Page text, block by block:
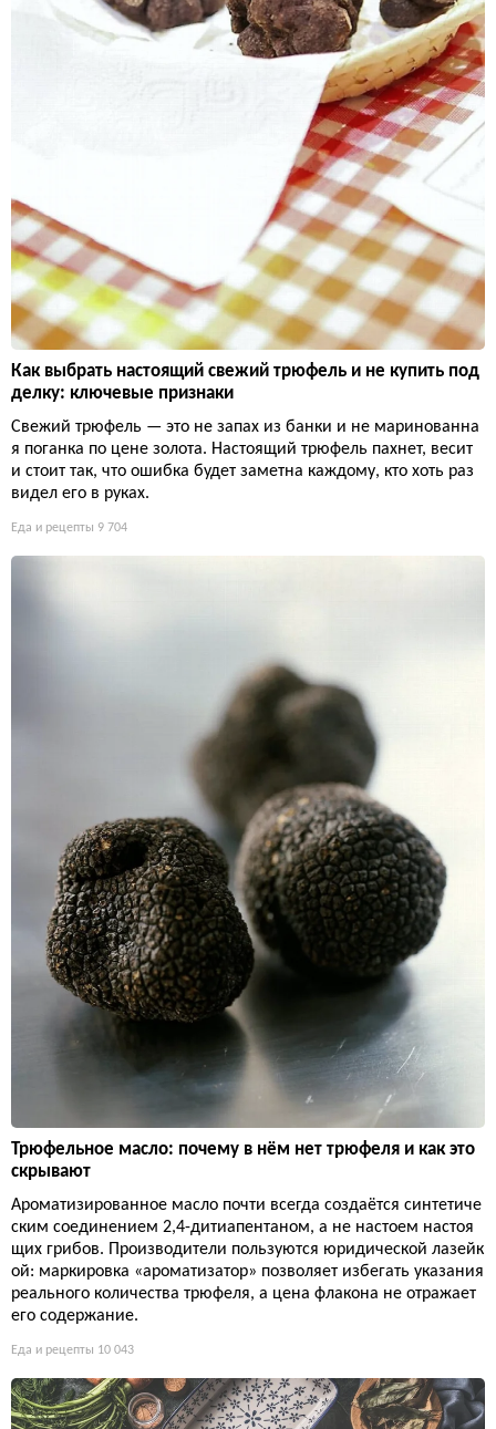
Как выбрать настоящий свежий трюфель и не купить под
делку: ключевые признаки
Свежий трюфель — это не запах из банки и не маринованна
я поганка по цене золота. Настоящий трюфель пахнет, весит
и стоит так, что ошибка будет заметна каждому, кто хоть раз
видел его в руках.
Еда и рецепты 9 704
Трюфельное масло: почему в нём нет трюфеля и как это
скрывают
Ароматизированное масло почти всегда создаётся синтетиче
ским соединением 2,4-дитиапентаном, а не настоем настоя
щих грибов. Производители пользуются юридической лазейк
ой: маркировка «ароматизатор» позволяет избегать указания
реального количества трюфеля, а цена флакона не отражает
его содержание.
Еда и рецепты 10 043